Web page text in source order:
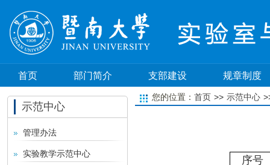
首页 部门简介 支部建设 规章制度
示范中心
管理办法
实验教学示范中心
您的位置： 首页 >> 示范中心
序号